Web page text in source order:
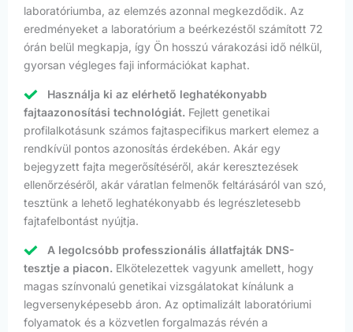
laboratóriumba, az elemzés azonnal megkezdődik. Az
eredményeket a laboratórium a beérkezéstől számított 72
órán belül megkapja, így Ön hosszú várakozási idő nélkül,
gyorsan végleges faji információkat kaphat.
Használja ki az elérhető leghatékonyabb
fajtaazonosítási technológiát. Fejlett genetikai
profilalkotásunk számos fajtaspecifikus markert elemez a
rendkívül pontos azonosítás érdekében. Akár egy
bejegyzett fajta megerősítéséről, akár keresztezések
ellenőrzéséről, akár váratlan felmenők feltárásáról van szó,
tesztünk a lehető leghatékonyabb és legrészletesebb
fajtafelbontást nyújtja.
A legolcsóbb professzionális állatfajták DNS-
tesztje a piacon. Elkötelezettek vagyunk amellett, hogy
magas színvonalú genetikai vizsgálatokat kínálunk a
legversenyképesebb áron. Az optimalizált laboratóriumi
folyamatok és a közvetlen forgalmazás révén a